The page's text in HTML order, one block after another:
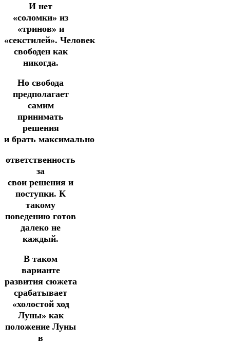
И нет
«соломки» из
«тринов» и
«секстилей». Человек
свободен как
никогда.
Но свобода
предполагает
самим
принимать
решения
и брать максимально
ответственность
за
свои решения и
поступки. К
такому
поведению готов
далеко не
каждый.
В таком
варианте
развития сюжета
срабатывает
«холостой ход
Луны» как
положение Луны
в